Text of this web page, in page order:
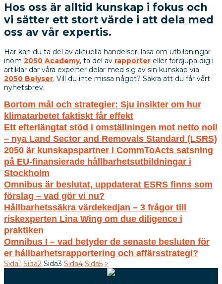
Hos oss är alltid kunskap i fokus och
vi sätter ett stort värde i att dela med
oss av vår expertis.
Här kan du ta del av aktuella händelser, läsa om utbildningar
inom 2050 Academy, ta del av rapporter eller fördjupa dig i
artiklar där våra experter delar med sig av sin kunskap via
2050 Belyser. Vill du inte missa något? Säkra att du får vårt
nyhetsbrev.
Bortom mål och strategier: Sju insikter om hur
klimatarbetet faktiskt får effekt
Ett efterlängtat stöd i omställningen mot netto noll
– nya Land Sector and Removals Standard (LSRS)
2050 är kunskapspartner i CommToActs satsning
på EU-finansierade hållbarhetsutbildningar i
Stockholm
Omnibus är beslutat, uppdaterat ESRS finns som
förslag – vad gör vi nu?
Hållbarhetssäkra värdekedjan – 3 frågor till
riskexperten Lina Wing om due diligence i
praktiken
Omnibus I – vad betyder de senaste besluten för
er hållbarhetsrapportering och affärsstrategi?
Sida1 Sida2 Sida3 Sida4 Sida5 >